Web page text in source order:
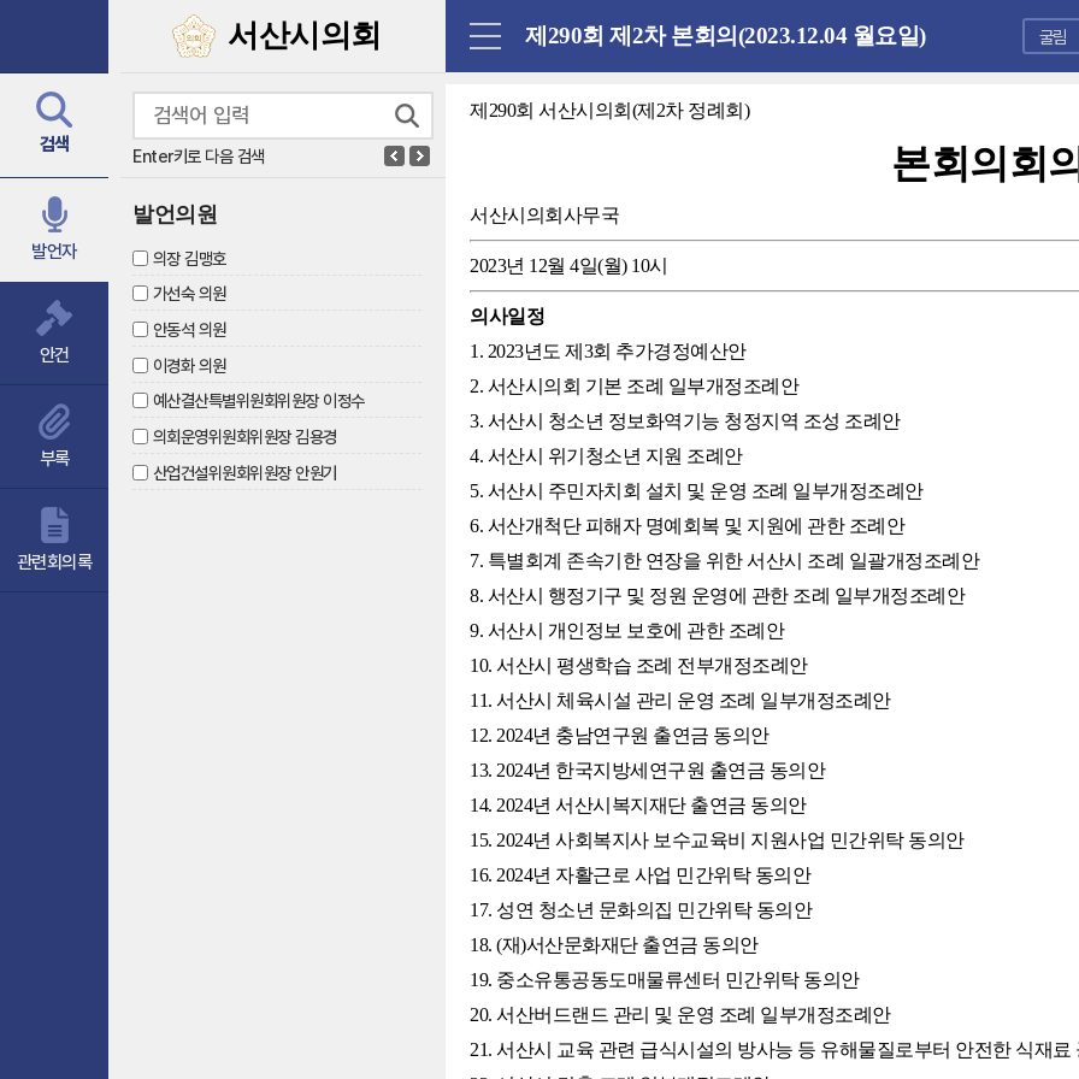
서산시의회
검색
Enter키로 다음 검색
발언자
발언의원
의장 김맹호
가선숙 의원
안동석 의원
이경화 의원
예산결산특별위원회위원장 이정수
의회운영위원회위원장 김용경
산업건설위원회위원장 안원기
안건
부록
관련회의록
제290회 제2차 본회의(2023.12.04 월요일)
제290회 서산시의회(제2차 정례회)
본회의회
서산시의회사무국
2023년 12월 4일(월) 10시
의사일정
1. 2023년도 제3회 추가경정예산안
2. 서산시의회 기본 조례 일부개정조례안
3. 서산시 청소년 정보화역기능 청정지역 조성 조례안
4. 서산시 위기청소년 지원 조례안
5. 서산시 주민자치회 설치 및 운영 조례 일부개정조례안
6. 서산개척단 피해자 명예회복 및 지원에 관한 조례안
7. 특별회계 존속기한 연장을 위한 서산시 조례 일괄개정조례안
8. 서산시 행정기구 및 정원 운영에 관한 조례 일부개정조례안
9. 서산시 개인정보 보호에 관한 조례안
10. 서산시 평생학습 조례 전부개정조례안
11. 서산시 체육시설 관리 운영 조례 일부개정조례안
12. 2024년 충남연구원 출연금 동의안
13. 2024년 한국지방세연구원 출연금 동의안
14. 2024년 서산시복지재단 출연금 동의안
15. 2024년 사회복지사 보수교육비 지원사업 민간위탁 동의안
16. 2024년 자활근로 사업 민간위탁 동의안
17. 성연 청소년 문화의집 민간위탁 동의안
18. (재)서산문화재단 출연금 동의안
19. 중소유통공동도매물류센터 민간위탁 동의안
20. 서산버드랜드 관리 및 운영 조례 일부개정조례안
21. 서산시 교육 관련 급식시설의 방사능 등 유해물질로부터 안전한 식재료